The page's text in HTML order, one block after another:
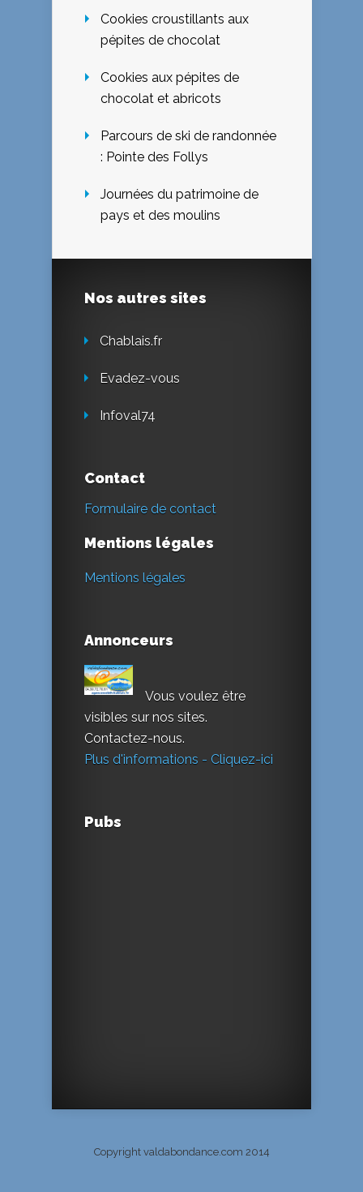
Cookies croustillants aux
pépites de chocolat
Cookies aux pépites de
chocolat et abricots
Parcours de ski de randonnée
: Pointe des Follys
Journées du patrimoine de
pays et des moulins
Nos autres sites
Chablais.fr
Evadez-vous
Infoval74
Contact
Formulaire de contact
Mentions légales
Mentions légales
Annonceurs
Vous voulez être
visibles sur nos sites.
Contactez-nous.
Plus d'informations - Cliquez-ici
Pubs
Copyright valdabondance.com 2014